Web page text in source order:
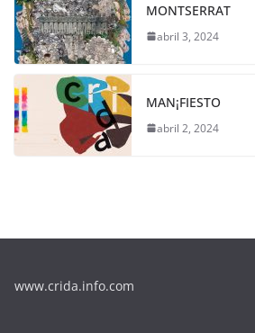
MONTSERRAT
abril 3, 2024
MAN¡FIESTO
abril 2, 2024
www.crida.info.com